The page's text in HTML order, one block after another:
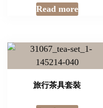
Read more
旅行茶具套裝